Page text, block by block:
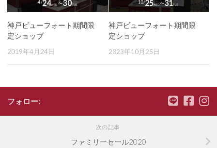
神戸ビューフォート期間限
定ショップ
2019年4月24日
神戸ビューフォート期間限
定ショップ
2023年10月25日
フォロー:
次の記事
ファミリーセール2020